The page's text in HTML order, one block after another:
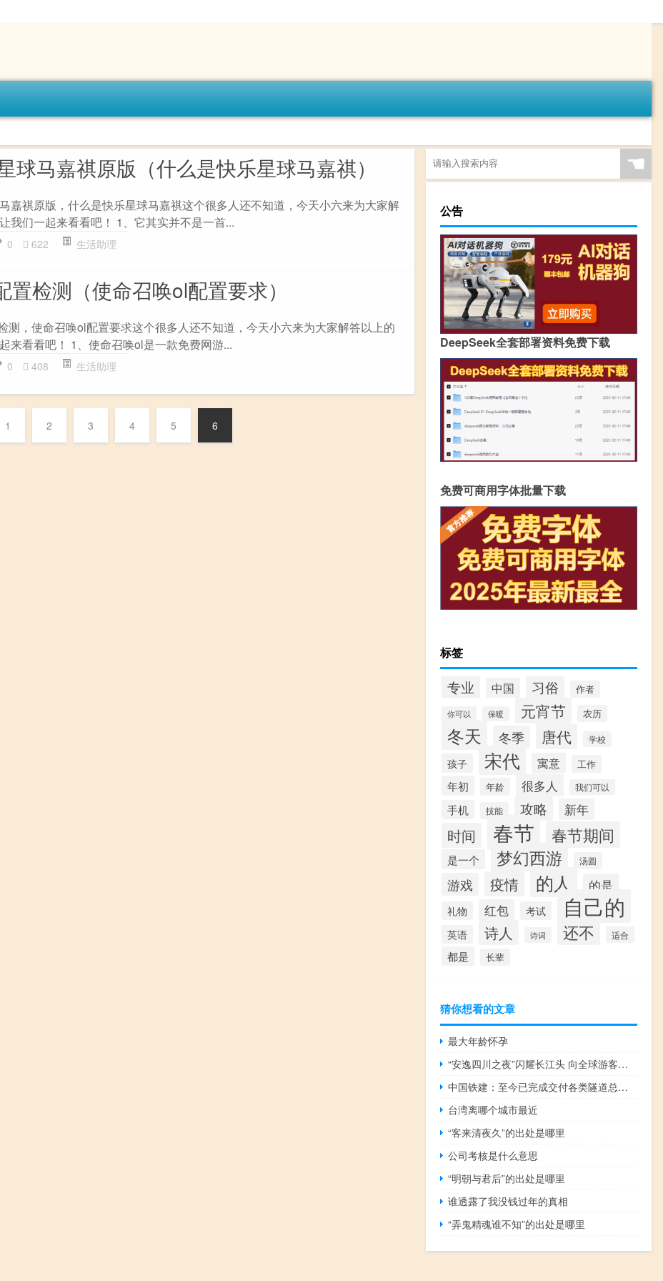
球马嘉祺原版（什么是快乐星球马嘉祺）
嘉祺原版，什么是快乐星球马嘉祺这个很多人还不知道，今天小六来为大家解
我们一起来看看吧！ 1、它其实并不是一首...
0 622 生活助理
置检测（使命召唤ol配置要求）
测，使命召唤ol配置要求这个很多人还不知道，今天小六来为大家解答以上的
来看看吧！ 1、使命召唤ol是一款免费网游...
0 408 生活助理
1 2 3 4 5 6
☚
公告
DeepSeek全套部署资料免费下载
免费可商用字体批量下载
标签
专业 中国 习俗 作者
你可以 保暖 元宵节 农历
冬天 冬季 唐代 学校
孩子 宋代 寓意 工作
年初 年龄 很多人 我们可以
手机 技能 攻略 新年
时间 春节 春节期间
是一个 梦幻西游 汤圆
游戏 疫情 的人 的是
礼物 红包 考试 自己的
英语 诗人 诗词 还不 适合
都是 长辈
猜你想看的文章
最大年龄怀孕
“安逸四川之夜”闪耀长江头 向全球游客发出邀请 到底什么情况嘞
中国铁建：至今已完成交付各类隧道总里程超过2.6万公里
台湾离哪个城市最近
“客来清夜久”的出处是哪里
公司考核是什么意思
“明朝与君后”的出处是哪里
谁透露了我没钱过年的真相
“弄鬼精魂谁不知”的出处是哪里